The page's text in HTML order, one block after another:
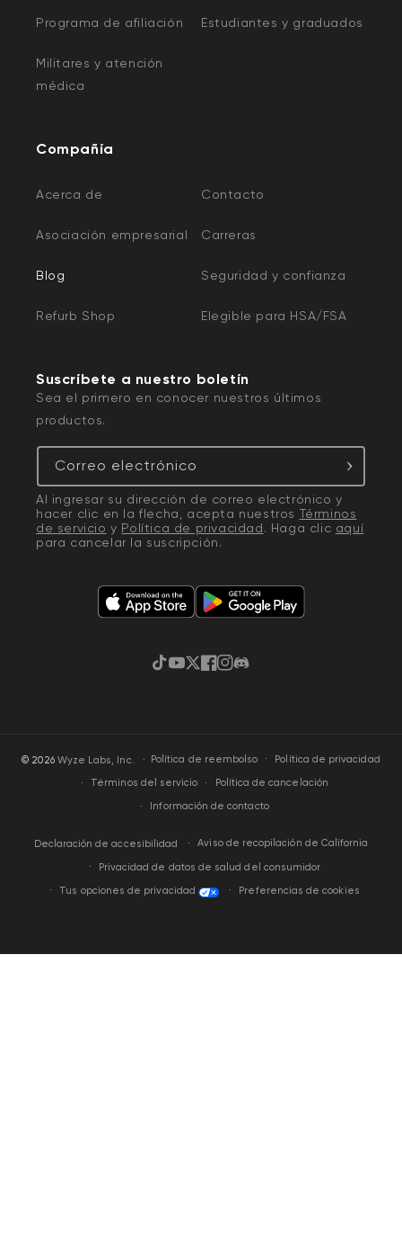
Programa de afiliación Estudiantes y graduados
Militares y atención
médica
Compañía
Acerca de Contacto
Asociación empresarial Carreras
Blog Seguridad y confianza
Refurb Shop Elegible para HSA/FSA
Suscríbete a nuestro boletín
Sea el primero en conocer nuestros últimos
productos.
Correo electrónico
Al ingresar su dirección de correo electrónico y
hacer clic en la flecha, acepta nuestros Términos
de servicio y Política de privacidad. Haga clic aquí
para cancelar la suscripción.
TikTok
YouTube
Twitter
Facebook
Instagram
Discordia
© 2026 Wyze Labs, Inc. · Política de reembolso Política de privacidad
Términos del servicio
Política de cancelación
Información de contacto
Declaración de accesibilidad Aviso de recopilación de California
Privacidad de datos de salud del consumidor
Tus opciones de privacidad
Preferencias de cookies